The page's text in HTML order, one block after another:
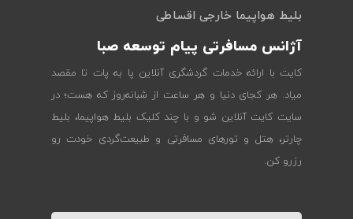
بلیط هواپیما خارجی اقساطی
آژانس مسافرتی پیام توسعه صبا
کایت با ارائه خدمات گردشگری آنلاین پا به پات تا مقصد
میاد. هر کجای دنیا و هر ساعت از شبانه‌روز که هست؛ در
سایت کایت آنلاین شو و با چند کلیک بلیط هواپیما، بلیط
چارتر، هتل و تورهای مسافرتی و طبیعت‌گردی خودت رو
رزرو کن.